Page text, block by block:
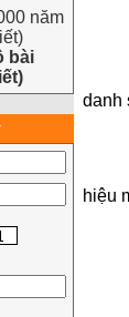
năm
bài
danh
hiệu